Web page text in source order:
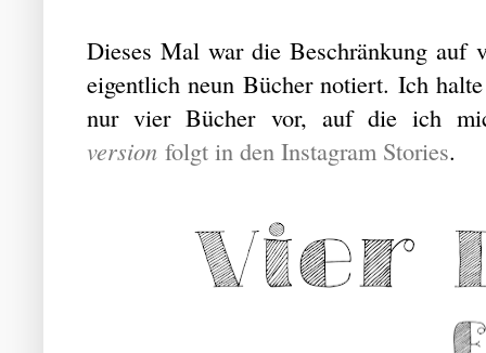
Dieses Mal war die Beschränkung auf
eigentlich neun Bücher notiert. Ich
nur vier Bücher vor, auf die ich
version folgt in den Instagram Stories.